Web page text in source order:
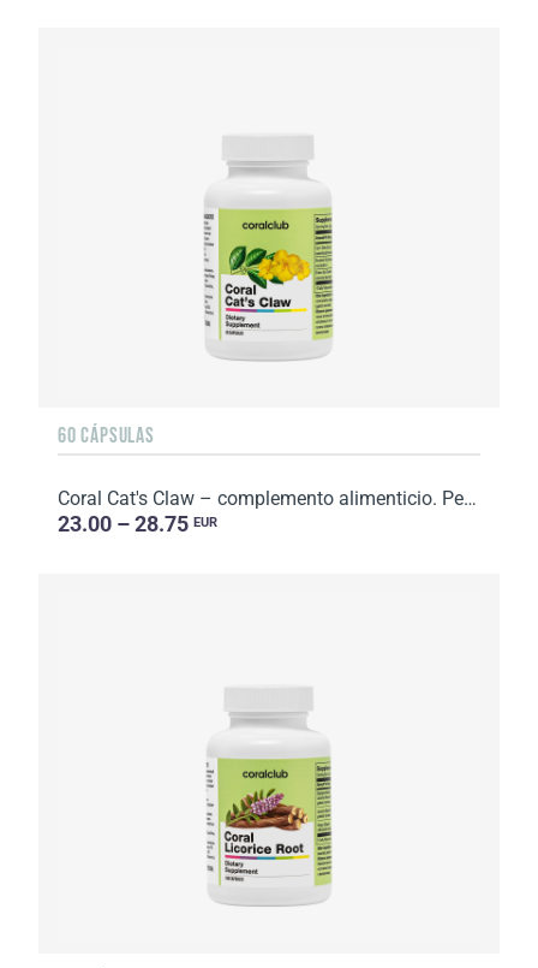
60 CÁPSULAS
Coral Cat's Claw – complemento alimenticio. Peso neto: 44 g.
23.00 – 28.75 EUR